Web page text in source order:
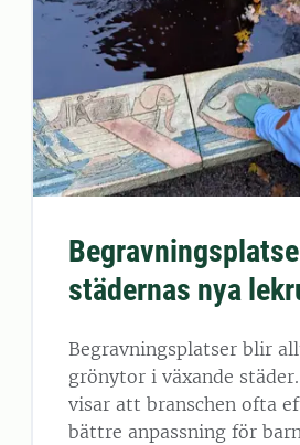
städernas nya
Begravningsplatser blir
grönytor i växande
visar att branschen ofta
bättre anpassning för